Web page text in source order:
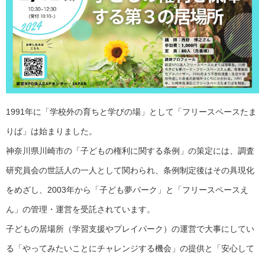
1991年に「学校外の育ちと学びの場」として「フリースペースたま
りば」は始まりました。
神奈川県川崎市の「子どもの権利に関する条例」の策定には、調査
研究員会の世話人の一人として関わられ、条例制定後はその具現化
をめざし、2003年から「子ども夢パーク」と「フリースペースえ
ん」の管理・運営を受託されています。
子どもの居場所（学習支援やプレイパーク）の運営で大事にしてい
る「やってみたいことにチャレンジする機会」の提供と「安心して